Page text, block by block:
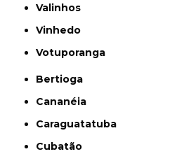
Valinhos
Vinhedo
Votuporanga
Bertioga
Cananéia
Caraguatatuba
Cubatão